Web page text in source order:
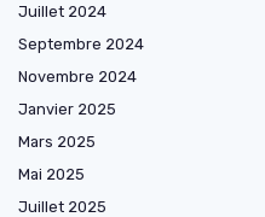
Juillet 2024
Septembre 2024
Novembre 2024
Janvier 2025
Mars 2025
Mai 2025
Juillet 2025